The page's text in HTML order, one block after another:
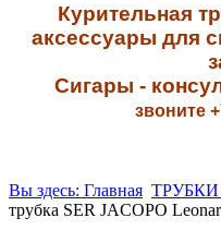
Курительная
аксессуары для
Сигары - к
звоните
Вы здесь: Главная
трубка SER JACOPO